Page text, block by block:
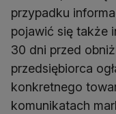
przypadku
pojawić się także
30 dni przed
przedsiębiorca
konkretnego
komunikatach